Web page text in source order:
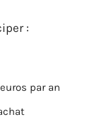
:
par an